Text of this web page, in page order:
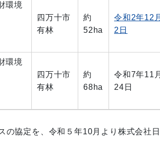
環境
四万十市
有林
約
52ha
令和2年12月
2日
環境
四万十市
有林
約
68ha
令和7年11月
24日
協定を、令和５年10月より株式会社